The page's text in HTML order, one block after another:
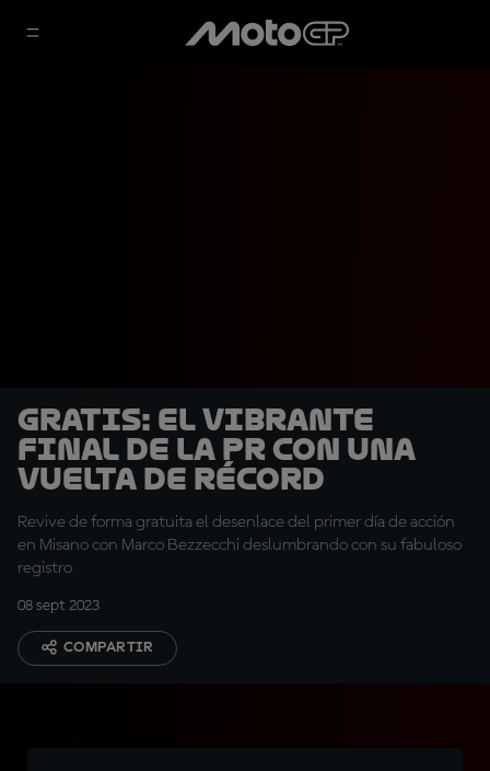
GRATIS: El vibrante
final de la PR con una
vuelta de récord
Revive de forma gratuita el desenlace del primer día de acción
en Misano con Marco Bezzecchi deslumbrando con su fabuloso
registro
08 sept 2023
COMPARTIR